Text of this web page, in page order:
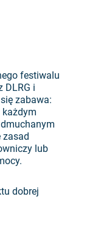
festiwalu
DLRG i
zabawa:
zasad
lub
dobrej